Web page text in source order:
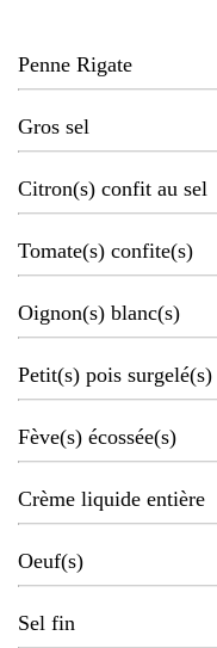
Penne Rigate
Gros sel
Citron(s) confit au sel
Tomate(s) confite(s)
Oignon(s) blanc(s)
Petit(s) pois surgelé(s)
Fève(s) écossée(s)
Crème liquide entière
Oeuf(s)
Sel fin